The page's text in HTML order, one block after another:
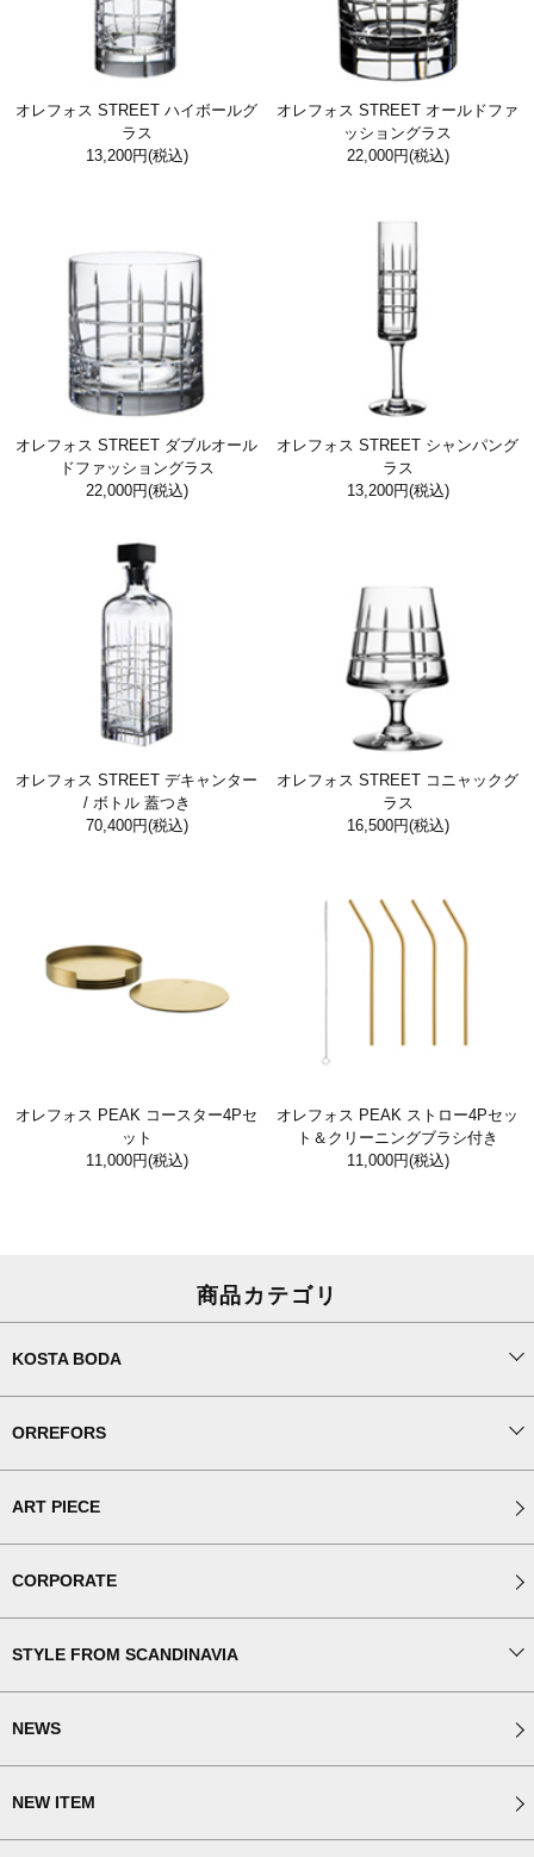
オレフォス STREET ハイボールグ
ラス
13,200円(税込)
オレフォス STREET オールドファ
ッショングラス
22,000円(税込)
オレフォス STREET ダブルオール
ドファッショングラス
22,000円(税込)
オレフォス STREET シャンパング
ラス
13,200円(税込)
オレフォス STREET デキャンター
/ ボトル 蓋つき
70,400円(税込)
オレフォス STREET コニャックグ
ラス
16,500円(税込)
オレフォス PEAK コースター4Pセ
ット
11,000円(税込)
オレフォス PEAK ストロー4Pセッ
ト＆クリーニングブラシ付き
11,000円(税込)
商品カテゴリ
KOSTA BODA
ORREFORS
ART PIECE
CORPORATE
STYLE FROM SCANDINAVIA
NEWS
NEW ITEM